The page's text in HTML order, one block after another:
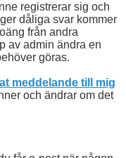
registrerar sig och
dåliga svar kommer
från andra
av admin ändra en
göras.
meddelande till mig
och ändrar om det